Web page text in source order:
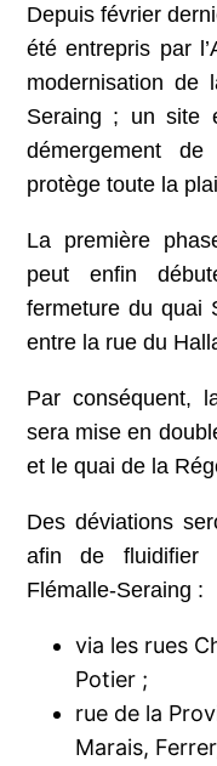
Depuis février
été entrepris par
modernisation de
Seraing ; un site
démergement
protège toute la
La première
peut enfin
fermeture du quai
entre la rue du
Par conséquent,
sera mise en
et le quai de la
Des déviations
afin de fluidifier
Flémalle-Seraing :
via les rues
Potier ;
rue de la
Marais,